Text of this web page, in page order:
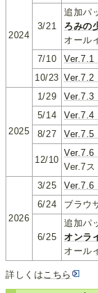
2024
3/21
追加パ
ろみの
オール
7/10
Ver.7.1
10/23 Ver.7.2
2025
1/29 Ver.7.3
5/14
Ver.7.4
8/27
Ver.7.5
12/10
Ver.7.6
Ver.7ス
2026
3/25 Ver.7.6
6/24
ブラウ
6/25
追加パ
オンラ
オール
詳しくはこちら